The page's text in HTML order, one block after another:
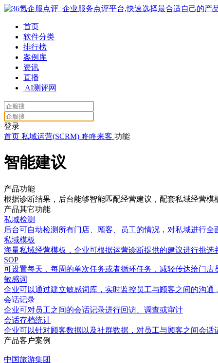
首页
软件分类
排行榜
案例库
资讯
直播
AI测评网
登录
首页 私域运营(SCRM) 咚咚来客 功能
智能建议
产品功能
根据诊断结果，后台能够智能匹配经营建议，配套私域经营模
产品其它功能
私域检测
后台可自动检测所有门店、顾客、员工的情况，对私域进行全
私域模板
海量私域经营模板，企业可根据运营诊断提供的建议进行挑选
SOP
可设置每天，每周的单次任务或者循环任务，减轻传达给门店
敏感词
企业可以通过建立敏感词库，实时监控员工与顾客之间的沟
会话记录
企业可对员工之间的会话记录进行回访、调查或审计
会话存档统计
企业可以针对顾客数据以及社群数据，对员工与顾客之间会话
产品客户案例
中国旅游集团